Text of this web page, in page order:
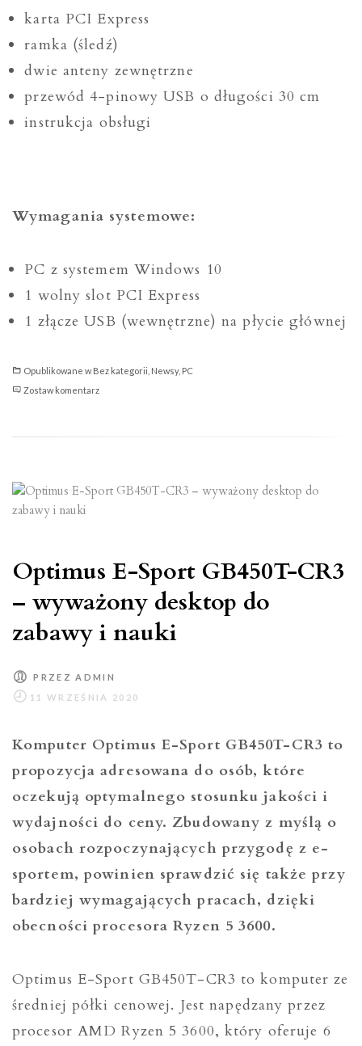
karta PCI Express
ramka (śledź)
dwie anteny zewnętrzne
przewód 4-pinowy USB o długości 30 cm
instrukcja obsługi
Wymagania systemowe:
PC z systemem Windows 10
1 wolny slot PCI Express
1 złącze USB (wewnętrzne) na płycie głównej
Opublikowane wBez kategorii Newsy, PC
Zostaw komentarzDelock
obsługą
Bluetooth
Optimus E-Sport GB450T-CR3
– wyważony desktop do
zabawy i nauki
PRZEZADMIN
Komputer Optimus E-Sport GB450T-CR3 to
propozycja adresowana do osób, które
oczekują optymalnego stosunku jakości i
wydajności do ceny. Zbudowany z myślą o
osobach rozpoczynających przygodę z e-
sportem, powinien sprawdzić się także przy
bardziej wymagających pracach, dzięki
obecności procesora Ryzen 5 3600.
Optimus E-Sport GB450T-CR3 to komputer ze
średniej półki cenowej. Jest napędzany przez
procesor AMD Ryzen 5 3600, który oferuje 6